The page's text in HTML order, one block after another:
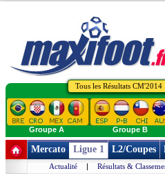
Tous les Résultats CM'2014
Groupe A Groupe B
Mercato Ligue 1 L2/Coupes
Actualité | Résultats &